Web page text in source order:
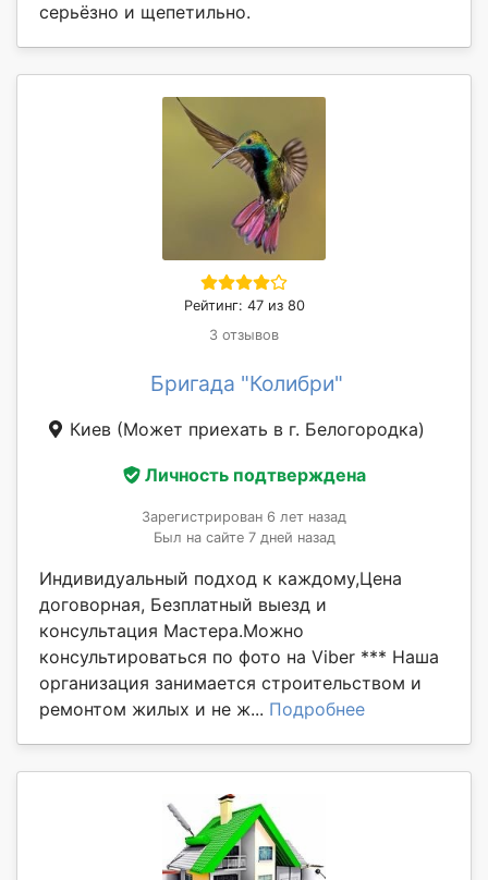
серьёзно и щепетильно.
Рейтинг: 47 из 80
3 отзывов
Бригада "Колибри"
Киев (Может приехать в г. Белогородка)
Личность подтверждена
Зарегистрирован 6 лет назад
Был на сайте 7 дней назад
Индивидуальный подход к каждому,Цена
договорная, Безплатный выезд и
консультация Мастера.Можно
консультироваться по фото на Viber *** Наша
организация занимается строительством и
ремонтом жилых и не ж... Подробнее